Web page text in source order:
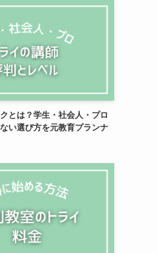
とは？学生・社会人・プロ
い選び方を元教育プランナ